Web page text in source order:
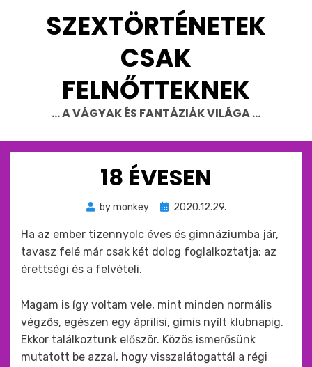
SZEXTÖRTÉNETEK
CSAK
FELNŐTTEKNEK
… A VÁGYAK ÉS FANTÁZIÁK VILÁGA …
18 ÉVESEN
bymonkey
Beküldve
:
2020.12.29.
Ha az ember tizennyolc éves és gimnáziumba jár,
tavasz felé már csak két dolog foglalkoztatja: az
érettségi és a felvételi.
Magam is így voltam vele, mint minden normális
végzős, egészen egy áprilisi, gimis nyílt klubnapig.
Ekkor találkoztunk először. Közös ismerősünk
mutatott be azzal, hogy visszalátogattál a régi